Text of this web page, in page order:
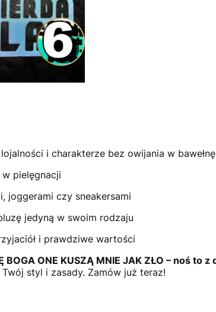
i charakterze bez owijania w bawełnę
w pielęgnacji
joggerami czy sneakersami
jedyną w swoim rodzaju
i prawdziwe wartości
BOGA ONE KUSZĄ MNIE JAK ZŁO – noś to z
styl i zasady. Zamów już teraz!